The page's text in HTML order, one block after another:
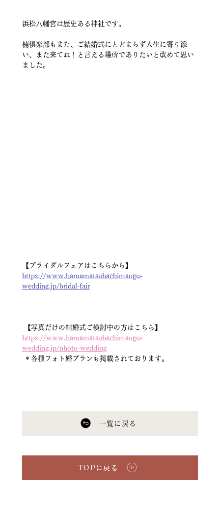
浜松八幡宮は歴史ある神社です。
楠倶楽部もまた、ご結婚式にとどまらず人生に寄り添
い、また来てね！と言える場所でありたいと改めて思い
ました。
【ブライダルフェアはこちらから】
https://www.hamamatsuhachimangu-
wedding.jp/bridal-fair
【写真だけの結婚式ご検討中の方はこちら】
https://www.hamamatsuhachimangu-
wedding.jp/photo-wedding
＊各種フォト婚プランも掲載されております。
一覧に戻る
TOPに戻る